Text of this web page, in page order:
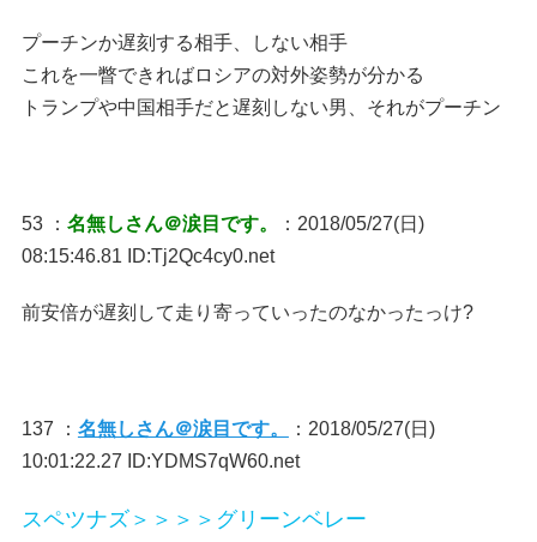
プーチンか遅刻する相手、しない相手
これを一瞥できればロシアの対外姿勢が分かる
トランプや中国相手だと遅刻しない男、それがプーチン
53 ： 名無しさん＠涙目です。
：2018/05/27(日)
08:15:46.81 ID:Tj2Qc4cy0.net
前安倍が遅刻して走り寄っていったのなかったっけ?
137 ： 名無しさん＠涙目です。
：2018/05/27(日)
10:01:22.27 ID:YDMS7qW60.net
スペツナズ＞＞＞＞グリーンベレー